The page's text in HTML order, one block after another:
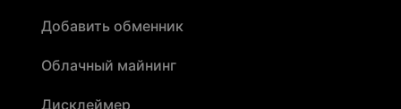
Добавить обменник
Облачный майнинг
Дисклеймер